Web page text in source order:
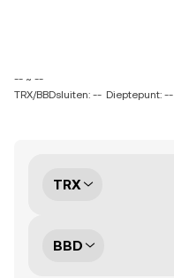
-- ~ --
TRX/BBDsluiten: -- Dieptepunt: --
TRX
BBD